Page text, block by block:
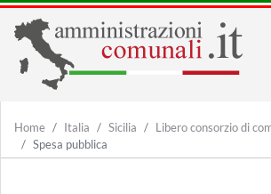
Home Italia Sicilia
Libero consorzio di
Spesa pubblica